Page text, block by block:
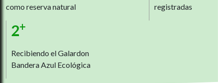
como reserva natural
registradas
2+
Recibiendo el Galardon
Bandera Azul Ecológica